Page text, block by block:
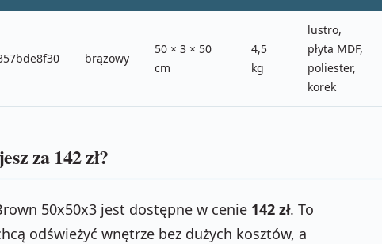
brązowy
50 × 3 × 50
cm
4,5
kg
lustro,
płyta MDF,
poliester,
korek
za 142 zł?
50x50x3 jest dostępne w cenie 142 zł. To
odświeżyć wnętrze bez dużych kosztów, a